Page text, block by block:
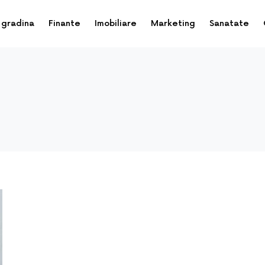
gradina Finante Imobiliare Marketing Sanatate